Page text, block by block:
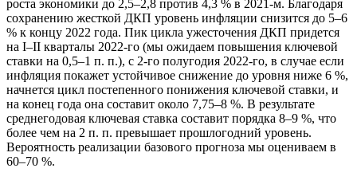
роста экономики до 2,5–2,8 против 4,3 % в 2021-м. Благодаря
сохранению жесткой ДКП уровень инфляции снизится до 5–6
% к концу 2022 года. Пик цикла ужесточения ДКП придется
на I–II кварталы 2022-го (мы ожидаем повышения ключевой
ставки на 0,5–1 п. п.), с 2-го полугодия 2022-го, в случае если
инфляция покажет устойчивое снижение до уровня ниже 6 %,
начнется цикл постепенного понижения ключевой ставки, и
на конец года она составит около 7,75–8 %. В результате
среднегодовая ключевая ставка составит порядка 8–9 %, что
более чем на 2 п. п. превышает прошлогодний уровень.
Вероятность реализации базового прогноза мы оцениваем в
60–70 %.